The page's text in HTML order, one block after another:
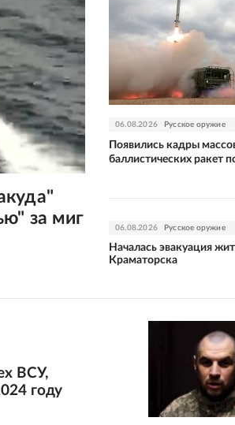
за миг
06.08.2026 Русское оружие
Появились кадры
баллистических ракет
06.08.2026 Русское оружие
Началась эвакуация
Краматорска
ВСУ,
году